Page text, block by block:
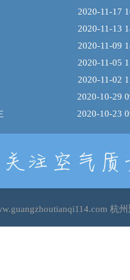
2020-11-17
2020-11-13
2020-11-09
2020-11-05
2020-11-02
2020-10-29
2020-10-23
杭